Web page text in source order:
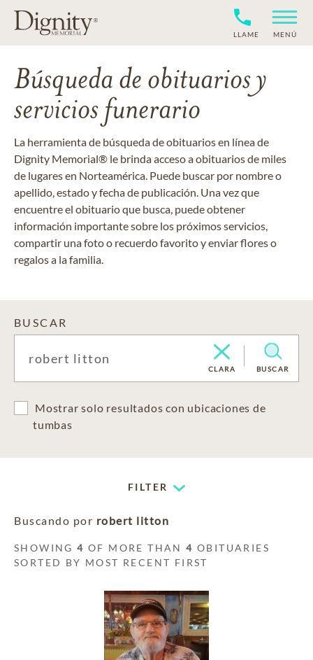
LLAME MENÚ
Búsqueda de obituarios y
servicios funerario
La herramienta de búsqueda de obituarios en línea de
Dignity Memorial® le brinda acceso a obituarios de miles
de lugares en Norteamérica. Puede buscar por nombre o
apellido, estado y fecha de publicación. Una vez que
encuentre el obituario que busca, puede obtener
información importante sobre los próximos servicios,
compartir una foto o recuerdo favorito y enviar flores o
regalos a la familia.
BUSCAR
CLARA BUSCAR
Mostrar solo resultados con ubicaciones de
tumbas
FILTER
Buscando por robert litton
SHOWING4 OF MORE THAN4 OBITUARIES
SORTED BY MOST RECENT FIRST